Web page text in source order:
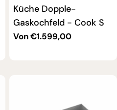
Küche Dopple-
Gaskochfeld - Cook S
Regulärer
Von €1.599,00